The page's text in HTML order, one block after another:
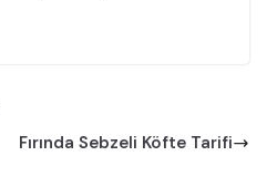
Fırında Sebzeli Köfte Tarifi